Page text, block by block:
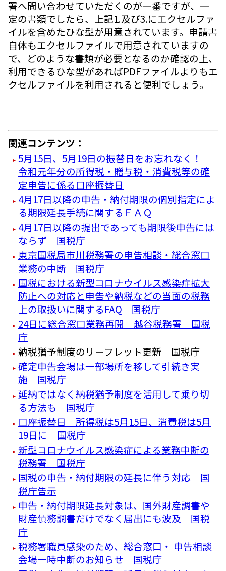
署へ問い合わせていただくのが一番ですが、一
定の書類でしたら、上記1.及び3.にエクセルファ
イルを含めたひな型が用意されています。申請書
自体もエクセルファイルで用意されていますの
で、どのような書類が必要となるのか確認の上、
利用できるひな型があればPDFファイルよりもエ
クセルファイルを利用されると便利でしょう。
関連コンテンツ：
5月15日、5月19日の振替日をお忘れなく！
令和元年分の所得税・贈与税・消費税等の確
定申告に係る口座振替日
4月17日以降の申告・納付期限の個別指定によ
る期限延長手続に関するＦＡＱ
4月17日以降の提出であっても期限後申告には
ならず 国税庁
東京国税局市川税務署の申告相談・総合窓口
業務の中断 国税庁
国税における新型コロナウイルス感染症拡大
防止への対応と申告や納税などの当面の税務
上の取扱いに関するFAQ 国税庁
24日に総合窓口業務再開 越谷税務署 国税
庁
納税猶予制度のリーフレット更新 国税庁
確定申告会場は一部場所を移して引続き実
施 国税庁
延納ではなく納税猶予制度を活用して乗り切
る方法も 国税庁
口座振替日 所得税は5月15日、消費税は5月
19日に 国税庁
新型コロナウイルス感染症による業務中断の
税務署 国税庁
国税の申告・納付期限の延長に伴う対応 国
税庁告示
申告・納付期限延長対象は、国外財産調書や
財産債務調書だけでなく届出にも波及 国税
庁
税務署職員感染のため、総合窓口・ 申告相談
会場一時中断のお知らせ 国税庁